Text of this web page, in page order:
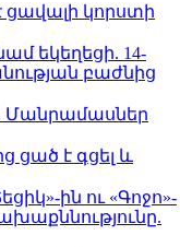
ցավալի կորստի
եկեղեցի. 14-
բաժնից
Մանրամասներ
ցած է գցել և
ին ու «Գոջո»-